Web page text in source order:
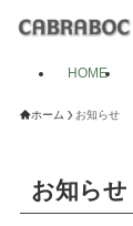
HOME
ホーム お知らせ
お知らせ